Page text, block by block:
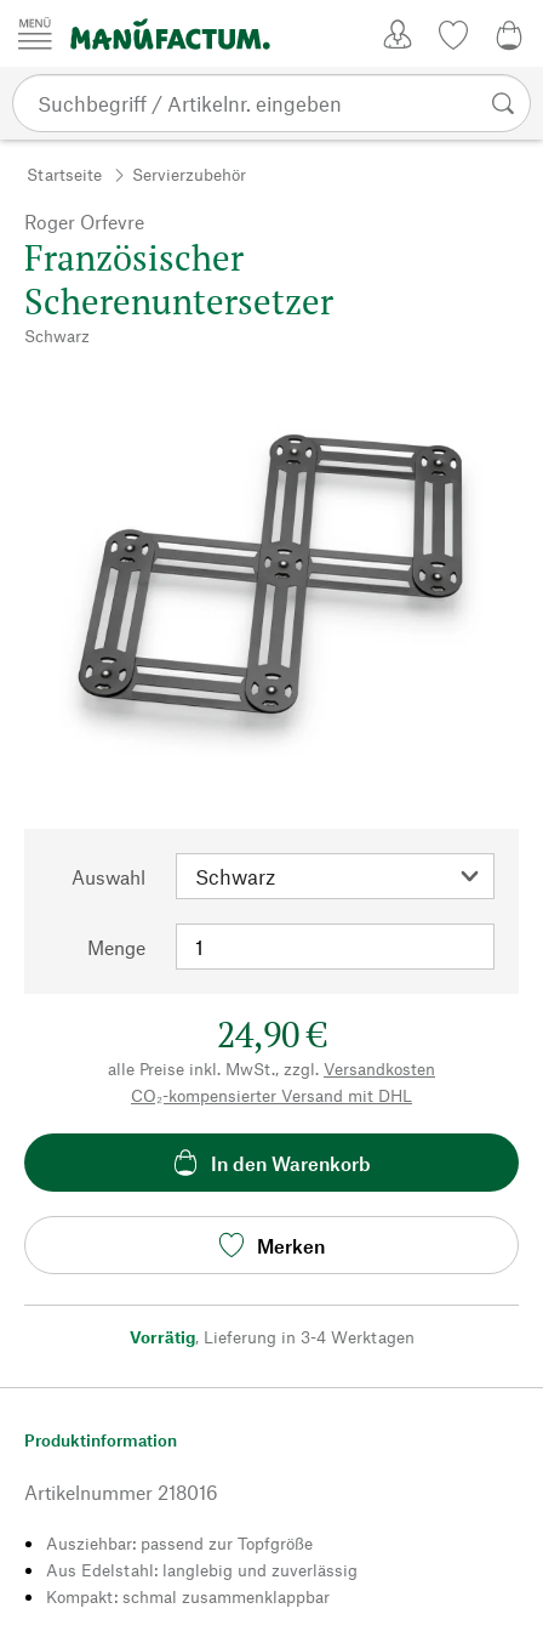
Zum Inhalt springen
Startseite Servierzubehör
Roger Orfevre
Französischer
Scherenuntersetzer
Schwarz
Auswahl
Menge
24,90 €
alle Preise inkl. MwSt., zzgl. Versandkosten
CO₂-kompensierter Versand mit DHL
In den Warenkorb
Merken
Vorrätig, Lieferung in 3-4 Werktagen
Produktinformation
Artikelnummer 218016
Ausziehbar: passend zur Topfgröße
Aus Edelstahl: langlebig und zuverlässig
Kompakt: schmal zusammenklappbar